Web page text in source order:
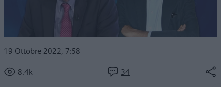
19 Ottobre 2022, 7:58
8.4k 34